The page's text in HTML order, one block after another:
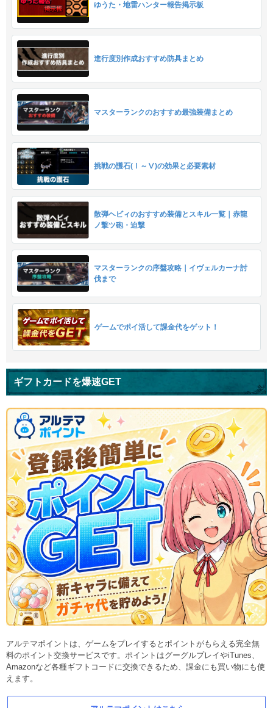
ゆうた・地雷ハンター報告掲示板
進行度別作成おすすめ防具まとめ
マスターランクのおすすめ最強装備まとめ
挑戦の護石(Ⅰ～Ⅴ)の効果と必要素材
散弾ヘビィのおすすめ装備とスキル一覧｜赤龍
ノ撃ツ砲・迫撃
マスターランクの序盤攻略｜イヴェルカーナ討
伐まで
ゲームでポイ活して課金代をゲット！
ギフトカードを爆速GET
アルテマポイントは、ゲームをプレイするとポイントがもらえる完全無
料のポイント交換サービスです。ポイントはグーグルプレイやiTunes、
Amazonなど各種ギフトコードに交換できるため、課金にも買い物にも使
えます。